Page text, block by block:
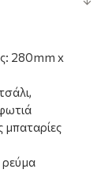
280mm x
μπαταρίες
ρεύμα